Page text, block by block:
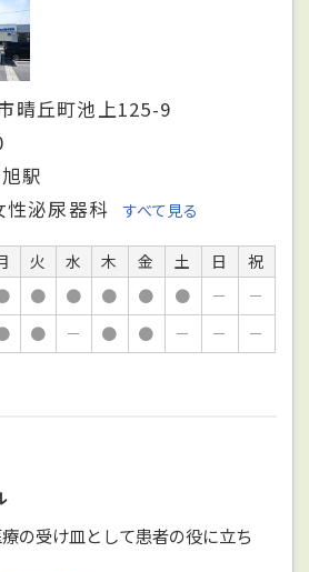
晴丘町池上125-9
駅
性泌尿器科 すべて見る
火 水 木 金 土 日
祝
● ● ● ● ● －
－
● － ● ● － － －
の受け皿として患者の役に立ち